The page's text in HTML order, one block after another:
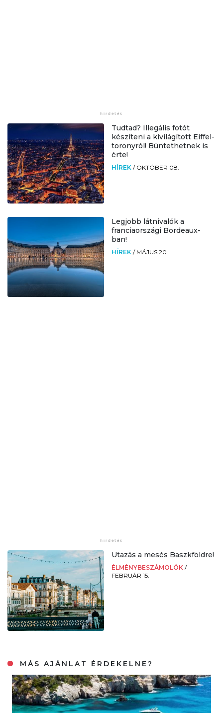
Tudtad? Illegális fotót
készíteni a kivilágított Eiffel-
toronyról! Büntethetnek is
érte!
HÍREK / OKTÓBER 08.
Legjobb látnivalók a
franciaországi Bordeaux-
ban!
HÍREK / MÁJUS 20.
Utazás a mesés Baszkföldre!
ÉLMÉNYBESZÁMOLÓK /
FEBRUÁR 15.
MÁS AJÁNLAT ÉRDEKELNE?